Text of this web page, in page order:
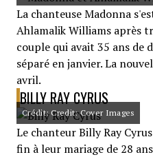
La chanteuse Madonna
Ahlamalik Williams après
couple qui avait 35 ans de
séparé en janvier. La
avril.
BILLY RAY CYRUS
Crédit: Credit: Cover Images
Le chanteur Billy Ray
fin à leur mariage de 28